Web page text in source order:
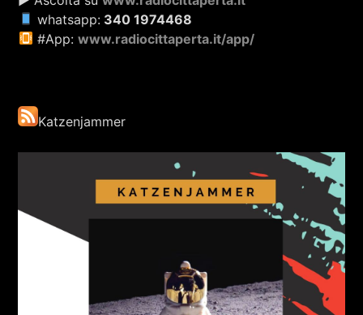
whatsapp:340 1974468
#App: www.radiocittaperta.it/app/
Katzenjammer